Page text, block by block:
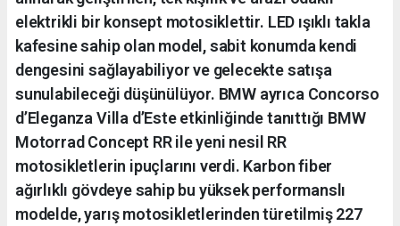
elektrikli bir konsept motosiklettir. LED ışıklı takla
kafesine sahip olan model, sabit konumda kendi
dengesini sağlayabiliyor ve gelecekte satışa
sunulabileceği düşünülüyor. BMW ayrıca Concorso
d’Eleganza Villa d’Este etkinliğinde tanıttığı BMW
Motorrad Concept RR ile yeni nesil RR
motosikletlerin ipuçlarını verdi. Karbon fiber
ağırlıklı gövdeye sahip bu yüksek performanslı
modelde, yarış motosikletlerinden türetilmiş 227